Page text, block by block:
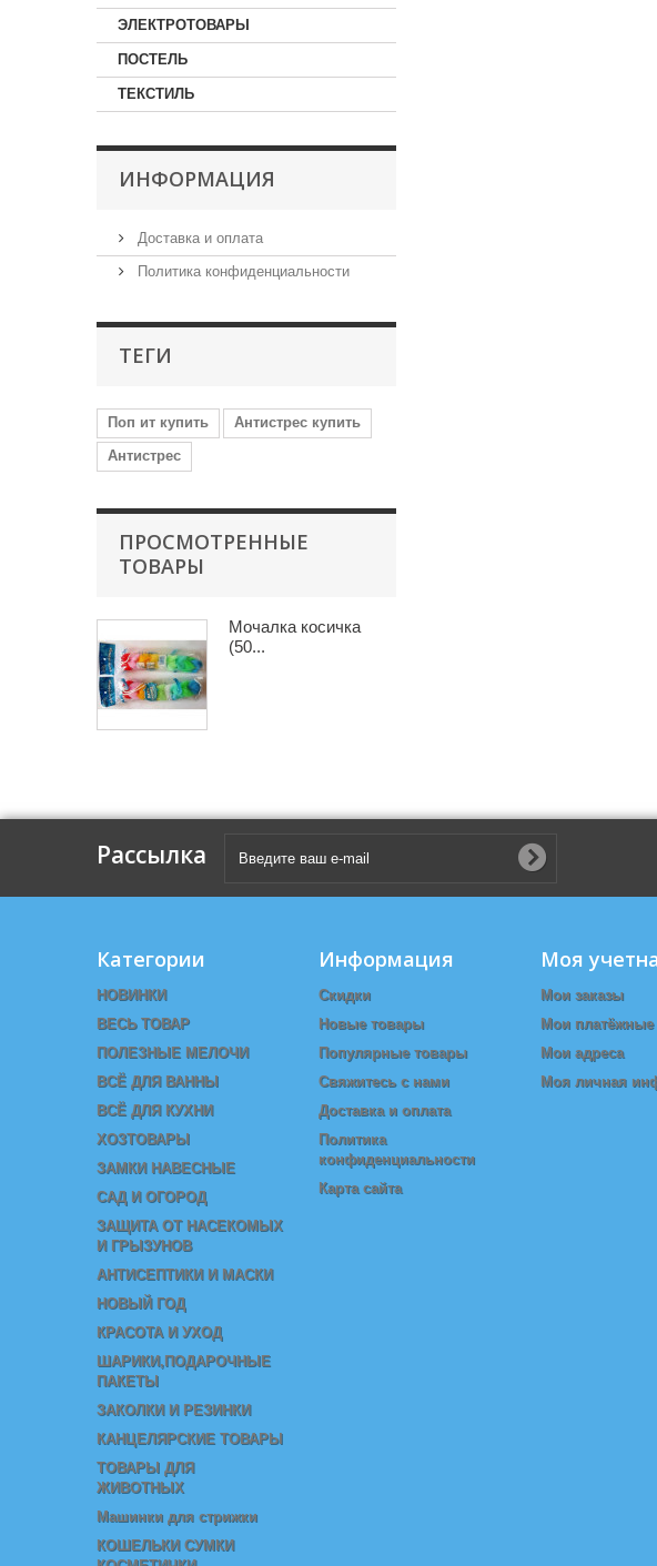
ЭЛЕКТРОТОВАРЫ
ПОСТЕЛЬ
ТЕКСТИЛЬ
ИНФОРМАЦИЯ
Доставка и оплата
Политика конфиденциальности
ТЕГИ
Поп ит купить
Антистрес купить
Антистрес
ПРОСМОТРЕННЫЕ
ТОВАРЫ
Мочалка косичка
(50...
Рассылка
Категории
НОВИНКИ
ВЕСЬ ТОВАР
ПОЛЕЗНЫЕ МЕЛОЧИ
ВСЁ ДЛЯ ВАННЫ
ВСЁ ДЛЯ КУХНИ
ХОЗТОВАРЫ
ЗАМКИ НАВЕСНЫЕ
САД И ОГОРОД
ЗАЩИТА ОТ НАСЕКОМЫХ
И ГРЫЗУНОВ
АНТИСЕПТИКИ И МАСКИ
НОВЫЙ ГОД
КРАСОТА И УХОД
ШАРИКИ,ПОДАРОЧНЫЕ
ПАКЕТЫ
ЗАКОЛКИ И РЕЗИНКИ
КАНЦЕЛЯРСКИЕ ТОВАРЫ
ТОВАРЫ ДЛЯ
ЖИВОТНЫХ
Машинки для стрижки
КОШЕЛЬКИ СУМКИ
Информация
Скидки
Новые товары
Популярные товары
Свяжитесь с нами
Доставка и оплата
Политика
конфиденциальности
Карта сайта
Моя
Мои заказы
Мои платёжные
Мои адреса
Моя личная